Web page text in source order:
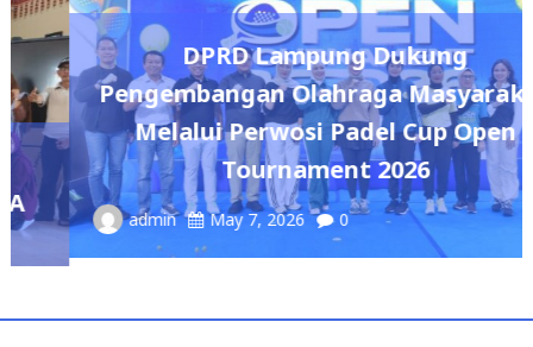
DPRD Lampung Dukung
Pengembangan Olahraga Masyarakat
Melalui Perwosi Padel Cup Open
Tournament 2026
admin May 7, 2026 0